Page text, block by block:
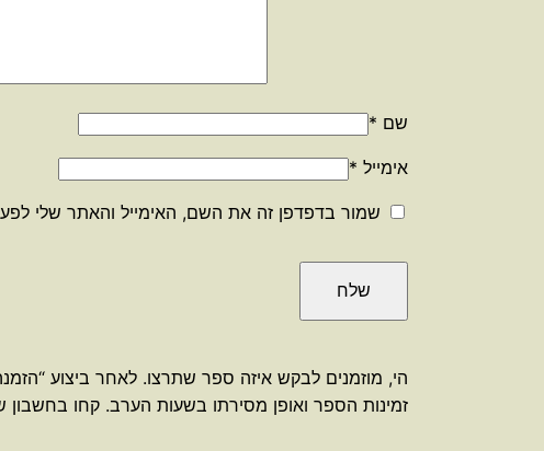
שם *
אימייל *
שמור בדפדפן זה את השם, האימייל והאתר שלי
הי, מוזמנים לבקש איזה ספר שתרצו. לאחר ביצוע
זמינות הספר ואופן מסירתו בשעות הערב. קחו בחשבון